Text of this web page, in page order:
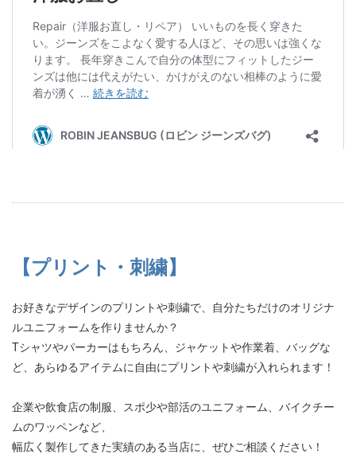
【プリント・刺繍】
お好きなデザインのプリントや刺繍で、自分たちだけのオリジナ
ルユニフォームを作りませんか？
Tシャツやパーカーはもちろん、ジャケットや作業着、バッグな
ど、あらゆるアイテムに自由にプリントや刺繍が入れられます！
企業や飲食店の制服、スポ少や部活のユニフォーム、バイクチー
ムのワッペンなど、
幅広く製作してきた実績のある当店に、ぜひご相談ください！